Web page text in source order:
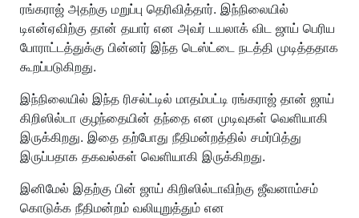
ரங்கராஜ் அதற்கு மறுப்பு தெரிவித்தார். இந்நிலையில்
டிஎன்ஏவிற்கு தான் தயார் என அவர் டயலாக் விட ஜாய் பெரிய
போராட்டத்துக்கு பின்னர் இந்த டெஸ்ட்டை நடத்தி முடித்ததாக
கூறப்படுகிறது.
இந்நிலையில் இந்த ரிசல்ட்டில் மாதம்பட்டி ரங்கராஜ் தான் ஜாய்
கிறிஸில்டா குழந்தையின் தந்தை என முடிவுகள் வெளியாகி
இருக்கிறது. இதை தற்போது நீதிமன்றத்தில் சமர்பித்து
இருப்பதாக தகவல்கள் வெளியாகி இருக்கிறது.
இனிமேல் இதற்கு பின் ஜாய் கிறிஸில்டாவிற்கு ஜீவனாம்சம்
கொடுக்க நீதிமன்றம் வலியுறுத்தும் என